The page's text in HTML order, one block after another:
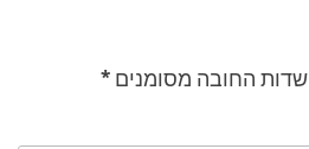
שדות החובה מסומנים *